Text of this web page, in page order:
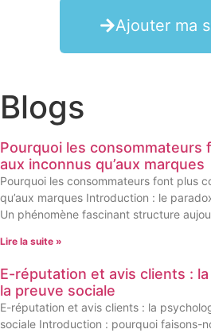
Ajouter ma
Blogs
Pourquoi les consommateurs
aux inconnus qu’aux marques
Pourquoi les consommateurs font plus
qu’aux marques Introduction : le
Un phénomène fascinant structure
Lire la suite »
E-réputation et avis clients :
la preuve sociale
E-réputation et avis clients : la
sociale Introduction : pourquoi faisons-